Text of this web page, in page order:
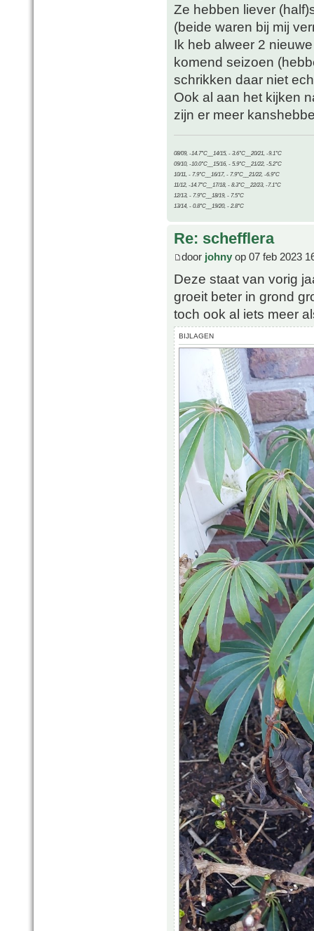
Ze hebben liever
(beide waren bij mij
Ik heb alweer 2
komend seizoen
schrikken daar niet
Ook al aan het kijken
zijn er meer
08/09, -14.7°C__14/15, - 3.6°C__20/21, -9.1°C
09/10, -10.0°C__15/16, - 5.9°C__21/22, -5.2°C
10/11, - 7.9°C__16/17, - 7.9°C__21/22, -6.9°C
11/12, -14.7°C__17/18, - 8.3°C__22/23, -7.1°C
12/13, - 7.9°C__18/19, - 7.5°C
13/14, - 0.8°C__19/20, - 2.8°C
Re: schefflera
door johny op 07 feb 2023
Deze staat van vorig
groeit beter in grond
toch ook al iets meer
BIJLAGEN